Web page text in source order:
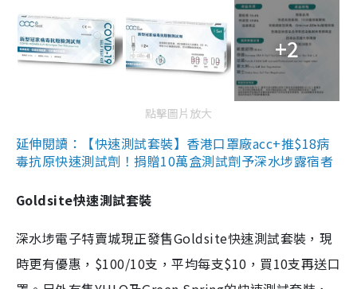
+2
點擊圖片放大
延伸閱讀：【快速測試套裝】香港口罩廠acc+推$18病
毒抗原快速測試劑！捐贈10萬盒測試劑予深水埗露宿者
Goldsite快速測試套裝
深水埗電子特賣城現正發售Goldsite快速測試套裝，現
時更有優惠，$100/10支，平均每支$10，買10支再送口